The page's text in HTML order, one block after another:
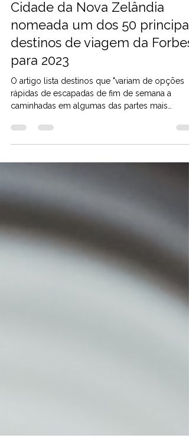
16 de jan. de 2023 1 min de leitura
Cidade da Nova Zelândia
nomeada um dos 50
destinos de viagem da Forbes
para 2023
O artigo lista destinos que "variam de opções
rápidas de escapadas de fim de semana a